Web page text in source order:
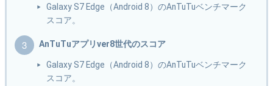
Galaxy S7 Edge（Android 8）のAnTuTuベンチマーク
スコア。
AnTuTuアプリver8世代のスコア
Galaxy S7 Edge（Android 8）のAnTuTuベンチマーク
スコア。